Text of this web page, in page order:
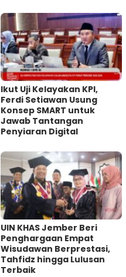
Ikut Uji Kelayakan KPI,
Ferdi Setiawan Usung
Konsep SMART untuk
Jawab Tantangan
Penyiaran Digital
UIN KHAS Jember Beri
Penghargaan Empat
Wisudawan Berprestasi,
Tahfidz hingga Lulusan
Terbaik